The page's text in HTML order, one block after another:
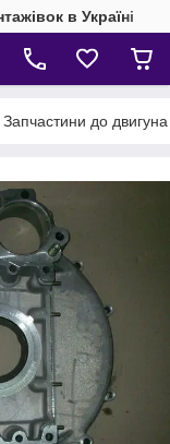
в Україні
Запчастини до